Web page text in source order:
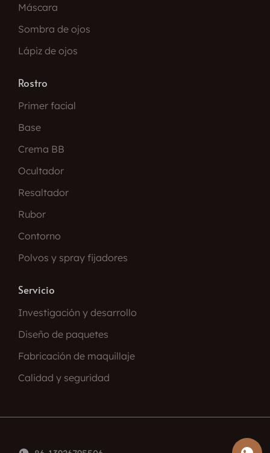
Máscara
Sombra de ojos
Lápiz de ojos
Rostro
Primer facial
Base
Crema BB
Ocultador
Resaltador
Rubor
Contorno
Polvos y spray fijadores
Servicio
Investigación y desarrollo
Diseño de paquetes
Fabricación de maquillaje
Calidad y seguridad